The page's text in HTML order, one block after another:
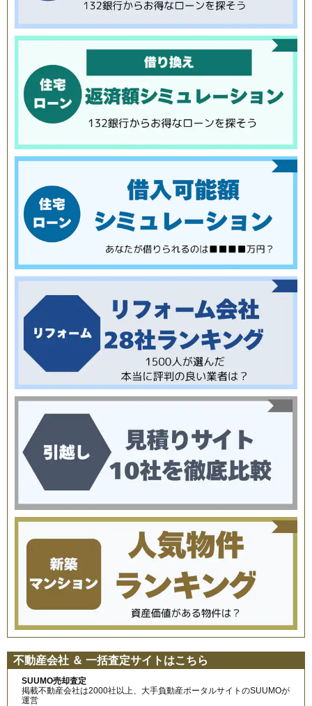
不動産会社 ＆ 一括査定サイトはこちら
SUUMO売却査定
掲載不動産会社は2000社以上、大手負動産ポータルサイトのSUUMOが
運営